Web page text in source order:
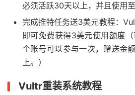
必须活跃30天以上，并且使用至
完成推特任务送3美元教程：
即可免费获得3美元使用额度
个账号可以参与一次，赠送金
上。）
Vultr重装系统教程